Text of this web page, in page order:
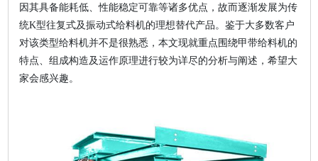
因其具备能耗低、性能稳定可靠等诸多优点，故而逐渐发展为传
统K型往复式及振动式给料机的理想替代产品。鉴于大多数客户
对该类型给料机并不是很熟悉，本文现就重点围绕甲带给料机的
特点、组成构造及运作原理进行较为详尽的分析与阐述，希望大
家会感兴趣。